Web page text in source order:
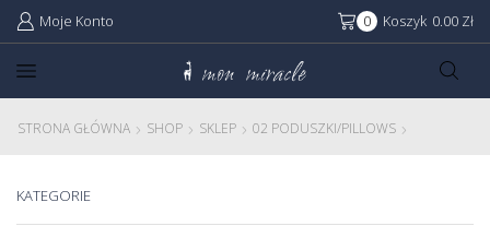
Moje Konto 0 Koszyk 0.00 Zł
STRONA GŁÓWNA SHOP SKLEP 02 PODUSZKI/PILLOWS
KATEGORIE